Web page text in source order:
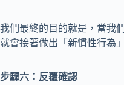
我們最終的目的就是，當我
就會接著做出「新慣性行為
步驟六：反覆確認